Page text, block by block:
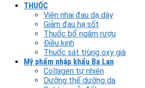
THUỐC
Viên nhai đau dạ dày
Giảm đau hạ sốt
Thuốc bổ ngâm rượu
Điều kinh
Thuốc sát trùng oxy già
Mỹ phẩm nhập khẩu Ba Lan
Collagen tự nhiên
Dưỡng thể dưỡng da